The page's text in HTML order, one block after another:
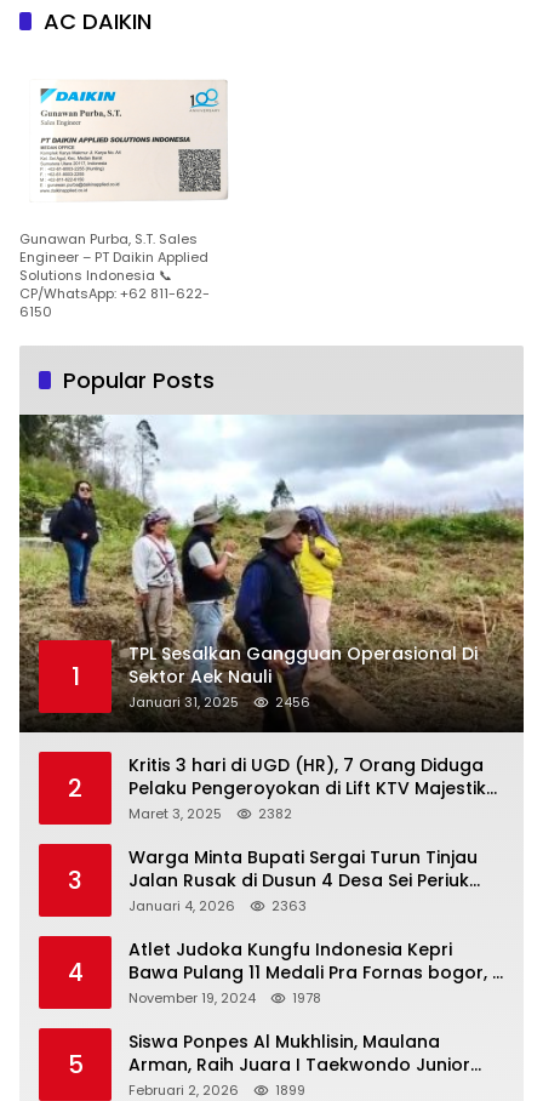
AC DAIKIN
Gunawan Purba, S.T. Sales
Engineer – PT Daikin Applied
Solutions Indonesia 📞
CP/WhatsApp: +62 811-622-
6150
Popular Posts
1
TPL Sesalkan Gangguan Operasional Di
Sektor Aek Nauli
Januari 31, 2025 2456
2
Kritis 3 hari di UGD (HR), 7 Orang Diduga
Pelaku Pengeroyokan di Lift KTV Majestik
Melenggang Bebas, Kantor Hukum JAP
Tanjungpinang
Maret 3, 2025 2382
3
Warga Minta Bupati Sergai Turun Tinjau
Jalan Rusak di Dusun 4 Desa Sei Periuk
Serdang Bedagai
Januari 4, 2026 2363
4
Atlet Judoka Kungfu Indonesia Kepri
Bawa Pulang 11 Medali Pra Fornas bogor, 3
Emas dan 8 Perunggu.
November 19, 2024 1978
5
Siswa Ponpes Al Mukhlisin, Maulana
Arman, Raih Juara I Taekwondo Junior
Putra di Riau National Championship 2026
Februari 2, 2026 1899